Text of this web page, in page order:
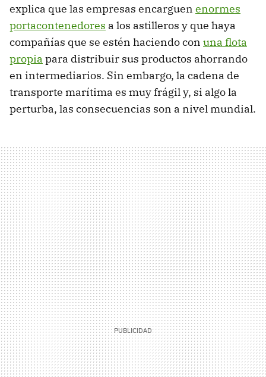
explica que las empresas encarguen enormes
portacontenedores a los astilleros y que haya
compañías que se estén haciendo con una flota
propia para distribuir sus productos ahorrando
en intermediarios. Sin embargo, la cadena de
transporte marítima es muy frágil y, si algo la
perturba, las consecuencias son a nivel mundial.